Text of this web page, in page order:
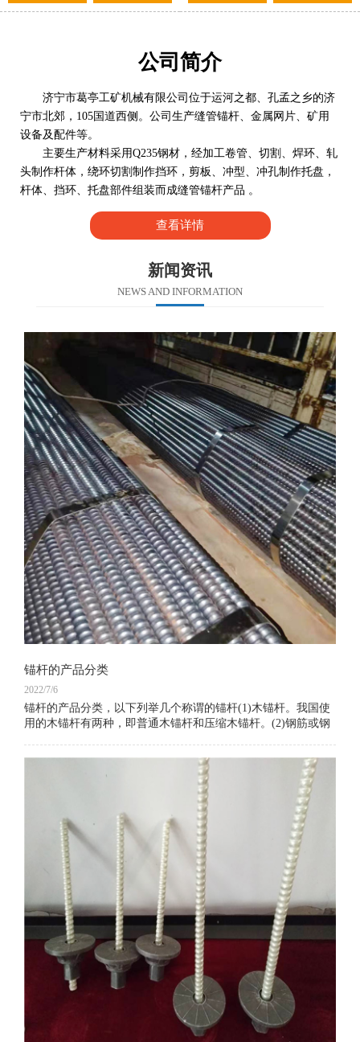
公司简介
济宁市葛亭工矿机械有限公司位于运河之都、孔孟之乡的济
宁市北郊，105国道西侧。公司生产缝管锚杆、金属网片、矿用
设备及配件等。
主要生产材料采用Q235钢材，经加工卷管、切割、焊环、轧
头制作杆体，绕环切割制作挡环，剪板、冲型、冲孔制作托盘，
杆体、挡环、托盘部件组装而成缝管锚杆产品 。
查看详情
新闻资讯
NEWS AND INFORMATION
锚杆的产品分类
2022/7/6
锚杆的产品分类，以下列举几个称谓的锚杆(1)木锚杆。我国使
用的木锚杆有两种，即普通木锚杆和压缩木锚杆。(2)钢筋或钢